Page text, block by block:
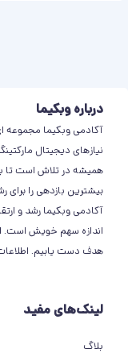
درباره وبکیما
آکادمی وبکیما مجموعه
نیازهای دیجیتال
همیشه در تلاش است تا
بیشترین بازدهی را برای
آکادمی وبکیما رشد و
اندازه سهم خویش است.
هدف دست یابیم.
لینک‌های مفید
بلاگ